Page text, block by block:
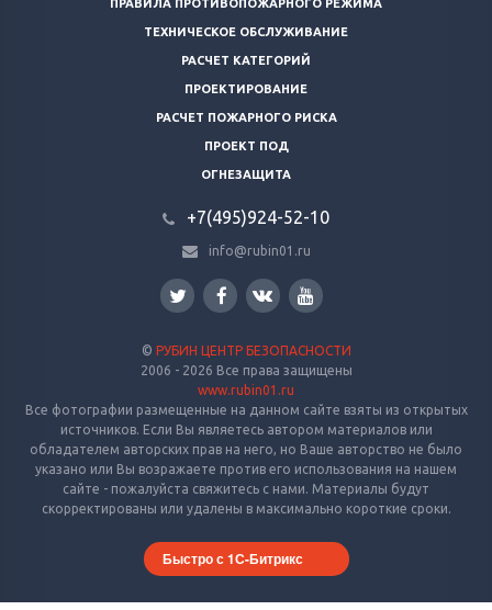
ПРАВИЛА ПРОТИВОПОЖАРНОГО РЕЖИМА
ТЕХНИЧЕСКОЕ ОБСЛУЖИВАНИЕ
РАСЧЕТ КАТЕГОРИЙ
ПРОЕКТИРОВАНИЕ
РАСЧЕТ ПОЖАРНОГО РИСКА
ПРОЕКТ ПОД
ОГНЕЗАЩИТА
+7(495)924-52-10
info@rubin01.ru
© РУБИН ЦЕНТР БЕЗОПАСНОСТИ
2006 - 2026 Все права защищены
www.rubin01.ru
Все фотографии размещенные на данном сайте взяты из открытых
источников. Если Вы являетесь автором материалов или
обладателем авторских прав на него, но Ваше авторство не было
указано или Вы возражаете против его использования на нашем
сайте - пожалуйста свяжитесь с нами. Материалы будут
скорректированы или удалены в максимально короткие сроки.
Быстро с 1С-Битрикс